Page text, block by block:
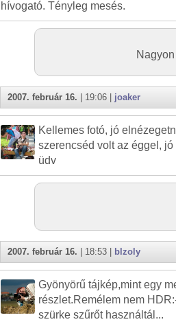
hívogató. Tényleg mesés.
2007. február 16. | 19:06 | joaker
Kellemes fotó, jó
szerencséd volt az éggel, jó
üdv
2007. február 16. | 18:53 | blzoly
Gyönyörű tájkép,mint egy
részlet.Remélem nem
szürke szűrőt használtál...